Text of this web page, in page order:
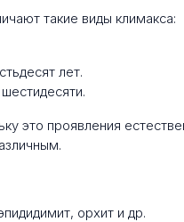
такие виды климакса:
лет.
это проявления
орхит и др.